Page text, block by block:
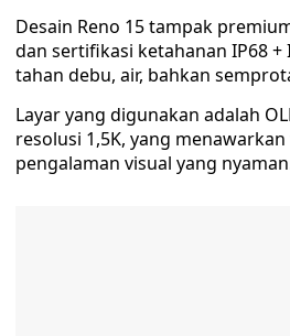
Desain Reno 15 tampak
dan sertifikasi ketahanan IP68 +
tahan debu, air, bahkan
Layar yang digunakan adalah
resolusi 1,5K, yang
pengalaman visual yang